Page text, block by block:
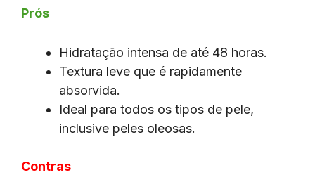
Prós
Hidratação intensa de até 48 horas.
Textura leve que é rapidamente
absorvida.
Ideal para todos os tipos de pele,
inclusive peles oleosas.
Contras